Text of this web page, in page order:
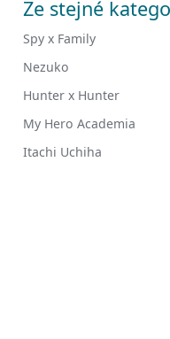
Ze stejné
Spy x Family
Nezuko
Hunter x Hunter
My Hero Academia
Itachi Uchiha